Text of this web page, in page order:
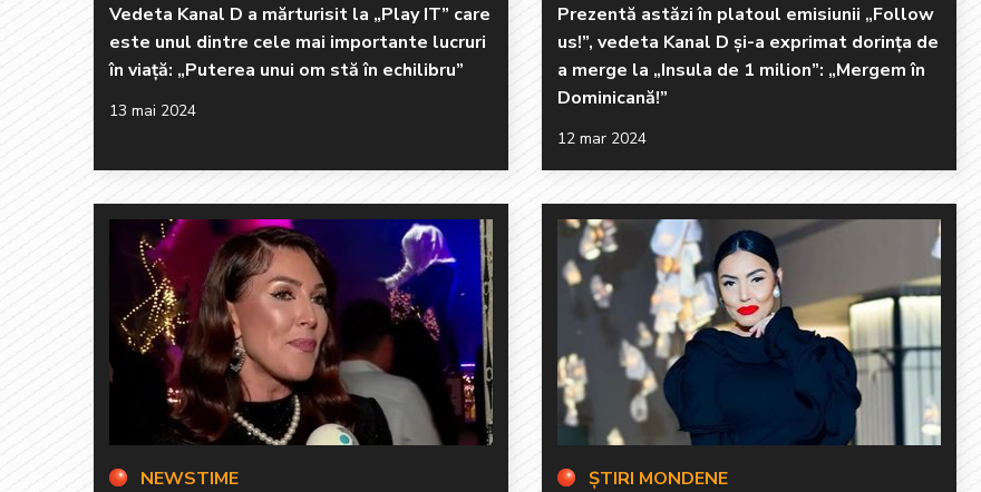
Vedeta Kanal D a mărturisit la „Play IT” care
este unul dintre cele mai importante lucruri
în viață: „Puterea unui om stă în echilibru”
13 mai 2024
Prezentă astăzi în platoul emisiunii „Follow
us!”, vedeta Kanal D și-a exprimat dorința de
a merge la „Insula de 1 milion”: „Mergem în
Dominicană!”
12 mar 2024
NEWSTIME
ȘTIRI MONDENE